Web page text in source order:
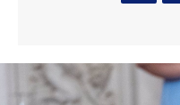
crisis de Ceuta
Actualidad 59 minutos ago